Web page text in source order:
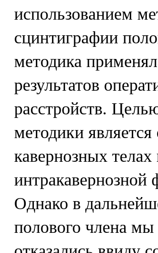
использованием
сцинтиграфии
методика
результатов
расстройств.
методики
кавернозных
интракавернозной
Однако в
полового члена